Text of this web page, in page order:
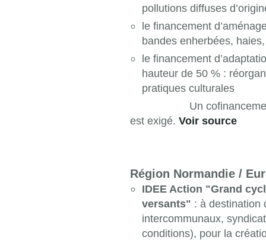
pollutions diffuses
le financement
bandes enherbées,
le financement
hauteur de 50 % :
pratiques culturales
Un cofinancement par
est exigé. Voir source
Région Normandie /
IDEE Action "Grand
versants" : à destination
intercommunaux,
conditions), pour la